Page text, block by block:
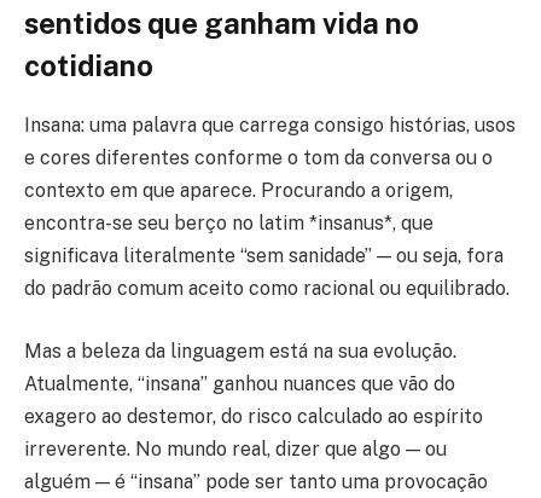
sentidos que ganham vida no
cotidiano
Insana: uma palavra que carrega consigo histórias, usos
e cores diferentes conforme o tom da conversa ou o
contexto em que aparece. Procurando a origem,
encontra-se seu berço no latim *insanus*, que
significava literalmente “sem sanidade” — ou seja, fora
do padrão comum aceito como racional ou equilibrado.
Mas a beleza da linguagem está na sua evolução.
Atualmente, “insana” ganhou nuances que vão do
exagero ao destemor, do risco calculado ao espírito
irreverente. No mundo real, dizer que algo — ou
alguém — é “insana” pode ser tanto uma provocação